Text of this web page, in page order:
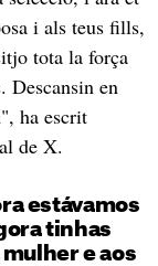
i als teus fills,
tota la força
Descansin en
ha escrit
de X.
estávamos
tinhas
e aos